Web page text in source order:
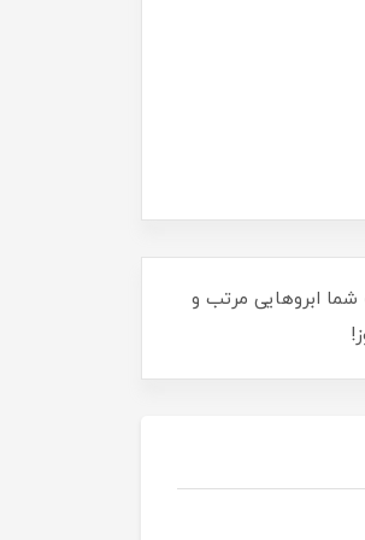
با حجم 45 میلی‌لیتر، این محصول به شما ابروهایی مرتب و